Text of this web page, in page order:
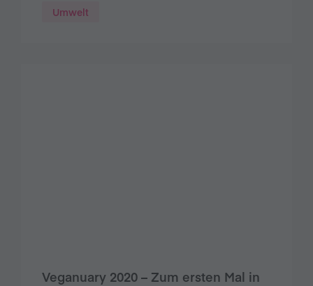
Umwelt
Veganuary 2020 – Zum ersten Mal in